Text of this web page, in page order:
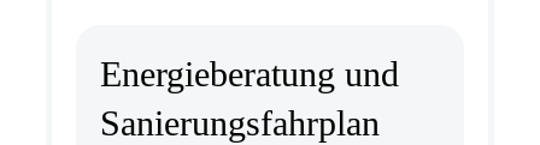
Energieberatung und
Sanierungsfahrplan